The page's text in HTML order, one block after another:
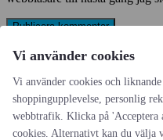
AOTI
Vi använder cookies
Vi använder cookies och
shoppingupplevelse, personlig
webbtrafik. Klicka på
cookies. Alternativt kan du välja